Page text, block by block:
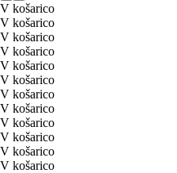
V košarico
V košarico
V košarico
V košarico
V košarico
V košarico
V košarico
V košarico
V košarico
V košarico
V košarico
V košarico